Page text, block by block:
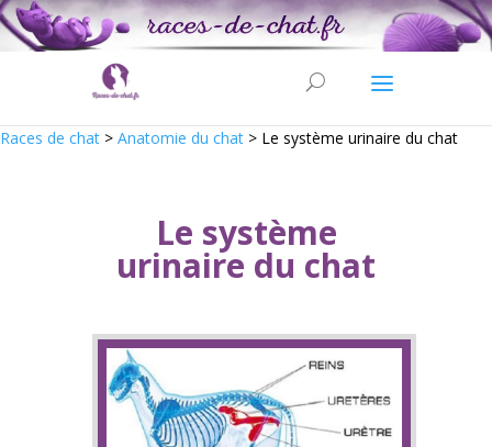
Races de chat > Anatomie du chat > Le système urinaire du chat
Le système
urinaire du chat